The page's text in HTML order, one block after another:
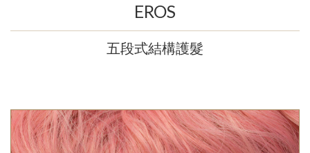
EROS
五段式結構護髮